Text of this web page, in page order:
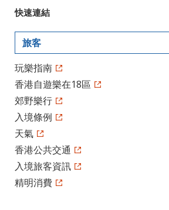
快速連結
旅客
玩樂指南
香港自遊樂在18區
郊野樂行
入境條例
天氣
香港公共交通
入境旅客資訊
精明消費